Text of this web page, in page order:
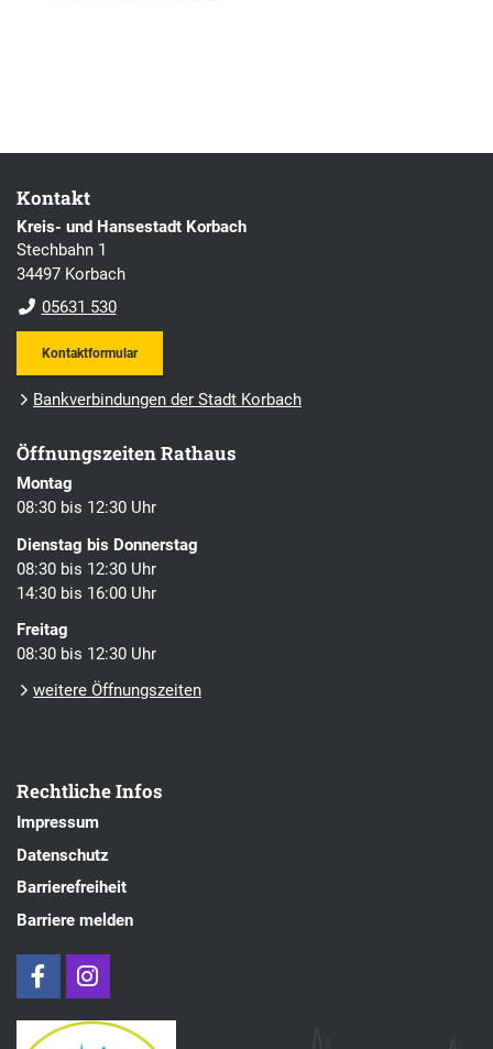
Kontakt
Kreis- und Hansestadt Korbach
Stechbahn 1
34497 Korbach
05631 530
Kontaktformular
Bankverbindungen der Stadt Korbach
Öffnungszeiten Rathaus
Montag
08:30 bis 12:30 Uhr
Dienstag bis Donnerstag
08:30 bis 12:30 Uhr
14:30 bis 16:00 Uhr
Freitag
08:30 bis 12:30 Uhr
weitere Öffnungszeiten
Rechtliche Infos
Impressum
Datenschutz
Barrierefreiheit
Barriere melden